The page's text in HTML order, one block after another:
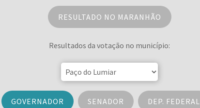
RESULTADO NO MARANHÃO
Resultados da votação no município:
GOVERNADOR SENADOR DEP. FEDERAL